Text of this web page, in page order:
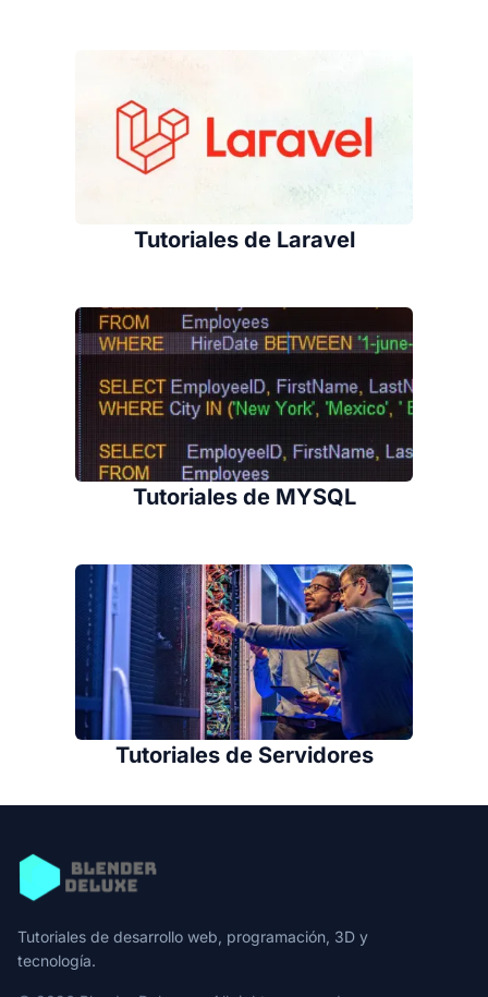
Tutoriales de Laravel
Tutoriales de MYSQL
Tutoriales de Servidores
Tutoriales de desarrollo web, programación, 3D y
tecnología.